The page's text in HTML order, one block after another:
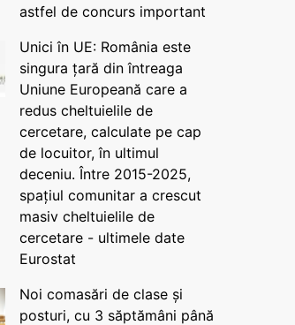
astfel de concurs important
Unici în UE: România este
singura țară din întreaga
Uniune Europeană care a
redus cheltuielile de
cercetare, calculate pe cap
de locuitor, în ultimul
deceniu. Între 2015-2025,
spațiul comunitar a crescut
masiv cheltuielile de
cercetare - ultimele date
Eurostat
Noi comasări de clase și
posturi, cu 3 săptămâni până